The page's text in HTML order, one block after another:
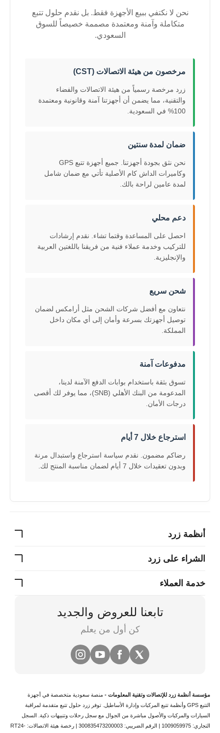
نحن لا نكتفي ببيع الأجهزة فقط. بل نقدم حلول تتبع
متكاملة وآمنة ومعتمدة مصممة خصيصاً للسوق
السعودي.
مرخصون من هيئة الاتصالات (CST)
زرد مرخصة رسمياً من هيئة الاتصالات والفضاء
والتقنية، مما يضمن أن أجهزتنا آمنة وقانونية ومعتمدة
100% في السعودية.
ضمان لمدة سنتين
نحن نثق بجودة أجهزتنا. جميع أجهزة تتبع GPS
وكاميرات الداش كام الأصلية تأتي مع ضمان شامل
لمدة عامين لراحة بالك.
دعم محلي
احصل على المساعدة وقتما تشاء. نقدم إرشادات
للتركيب وخدمة عملاء فنية من فريقنا باللغتين العربية
والإنجليزية.
شحن سريع
نتعاون مع أفضل شركات الشحن مثل أرامكس لضمان
توصيل أجهزتك بسرعة وأمان إلى أي مكان داخل
المملكة.
مدفوعات آمنة
تسوق بثقة باستخدام بوابات الدفع الآمنة لدينا،
المدعومة من البنك الأهلي (SNB)، مما يوفر لك أقصى
درجات الأمان.
استرجاع خلال 7 أيام
رضاكم مضمون. نقدم سياسة استرجاع واستبدال مرنة
وبدون تعقيدات خلال 7 أيام لضمان مناسبة المنتج لك.
أنظمة زرد
الشراء على زرد
خدمة العملاء
تابعنا للعروض والجديد
كن أول من يعلم
مؤسسة أنظمة زرد للإتصالات وتقنية المعلومات - منصة سعودية متخصصة في أجهزة
التتبع
تتبع المركبات وإدارة الأساطيل. توفر زرد حلول تتبع متقدمة لمراقبة
السيارات والمركبات والأصول مباشرة من الجوال مع سجل رحلات وتنبيهات ذكية. السجل
التجاري: 1009059975 | الرقم الضريبي: 300835473200003 | رخصة هيئة الاتصالات: RT24-